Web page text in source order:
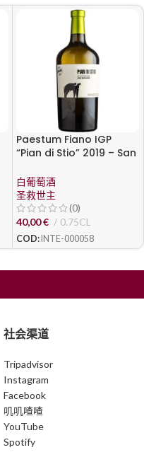
Paestum Fiano IGP
“Pian di Stio” 2019 – San
白葡萄酒
圣救世主
(0)
40,00€ 0.75CL
COD: INTE-000058
社会渠道
Tripadvisor
Instagram
Facebook
叽叽喳喳
YouTube
Spotify